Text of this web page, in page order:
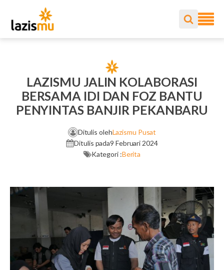
LAZISMU JALIN KOLABORASI
BERSAMA IDI DAN FOZ BANTU
PENYINTAS BANJIR PEKANBARU
Ditulis olehLazismu Pusat
Ditulis pada9 Februari 2024
Kategori :Berita